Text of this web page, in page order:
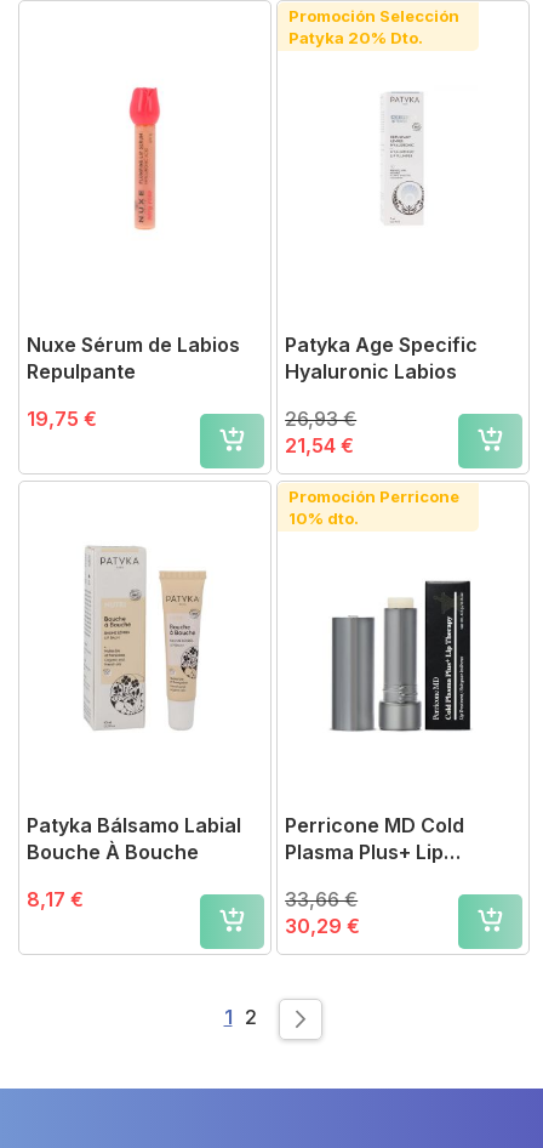
Nuxe Sérum de Labios
Repulpante
19,75 €
Promoción Selección
Patyka 20% Dto.
Patyka Age Specific
Hyaluronic Labios
21,54 €
26,93 €
Patyka Bálsamo Labial
Bouche À Bouche
8,17 €
Promoción Perricone
10% dto.
Perricone MD Cold
Plasma Plus+ Lip
30,29 €
33,66 €
Page
You're currently reading page
1 Page
2